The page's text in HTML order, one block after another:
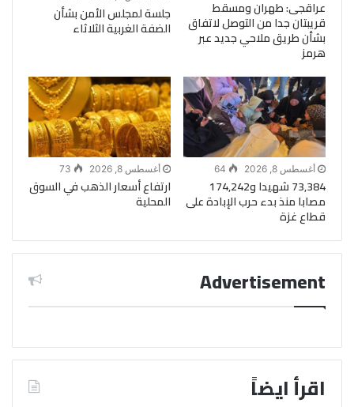
عراقجى: طهران ومسقط
قريبتان جدا من التوصل لاتفاق
بشأن طريق ملاحي جديد عبر
هرمز
جلسة لمجلس الأمن بشأن
الضفة الغربية الثلاثاء
أغسطس 8, 2026 64
73,384 شهيدا و174,242
مصابا منذ بدء حرب الإبادة على
قطاع غزة
أغسطس 8, 2026 73
ارتفاع أسعار الذهب في السوق
المحلية
Advertisement
اقرأ ايضاً